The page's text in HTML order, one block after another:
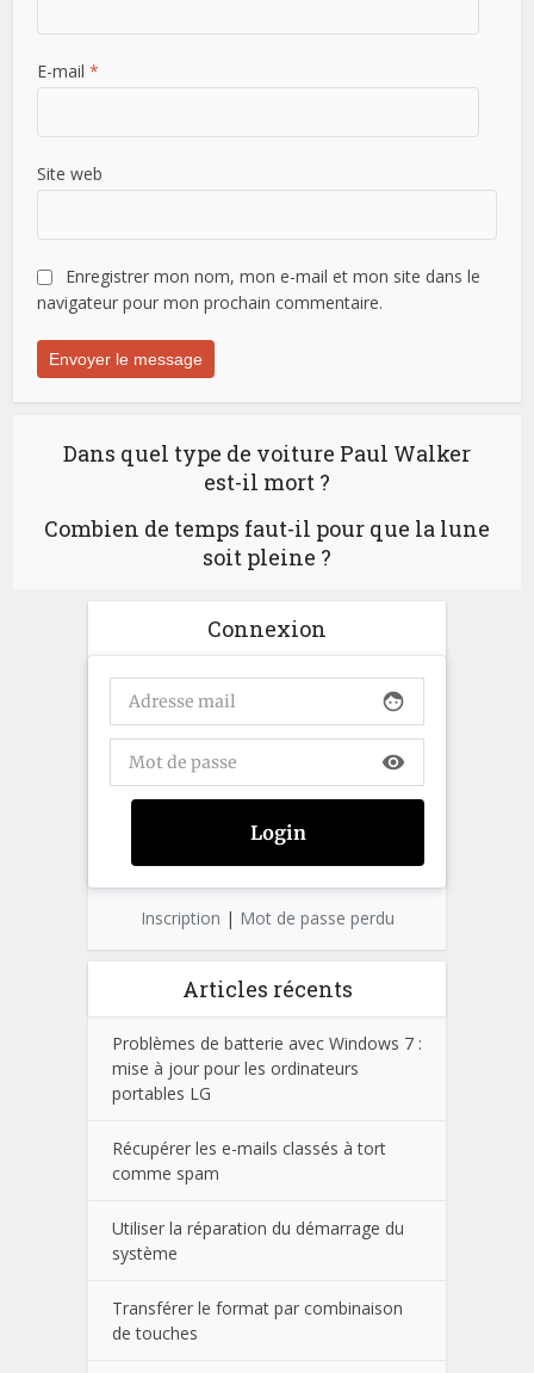
E-mail*
Site web
Enregistrer mon nom, mon e-mail et mon site dans le
navigateur pour mon prochain commentaire.
Dans quel type de voiture Paul Walker
est-il mort ?
Combien de temps faut-il pour que la lune
soit pleine ?
Connexion
face
visibility
Inscription | Mot de passe perdu
Articles récents
Problèmes de batterie avec Windows 7 :
mise à jour pour les ordinateurs
portables LG
Récupérer les e-mails classés à tort
comme spam
Utiliser la réparation du démarrage du
système
Transférer le format par combinaison
de touches